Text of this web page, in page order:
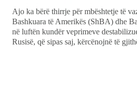
Ajo ka bërë thirrje për mbështetje të
Bashkuara të Amerikës (ShBA) dhe
në luftën kundër veprimeve
Rusisë, që sipas saj, kërcënojnë të